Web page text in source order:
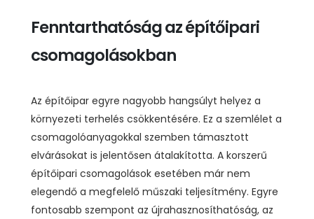
Fenntarthatóság az építőipari
csomagolásokban
Az építőipar egyre nagyobb hangsúlyt helyez a
környezeti terhelés csökkentésére. Ez a szemlélet a
csomagolóanyagokkal szemben támasztott
elvárásokat is jelentősen átalakította. A korszerű
építőipari csomagolások esetében már nem
elegendő a megfelelő műszaki teljesítmény. Egyre
fontosabb szempont az újrahasznosíthatóság, az